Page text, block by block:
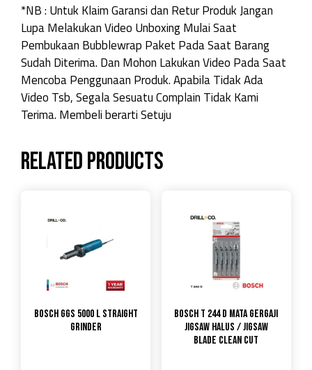
*NB : Untuk Klaim Garansi dan Retur Produk Jangan
Lupa Melakukan Video Unboxing Mulai Saat
Pembukaan Bubblewrap Paket Pada Saat Barang
Sudah Diterima. Dan Mohon Lakukan Video Pada Saat
Mencoba Penggunaan Produk. Apabila Tidak Ada
Video Tsb, Segala Sesuatu Complain Tidak Kami
Terima. Membeli berarti Setuju
Related products
Bosch GGS 5000 L Straight
Grinder
Bosch T 244 D Mata Gergaji
Jigsaw Halus / Jigsaw
Blade Clean Cut